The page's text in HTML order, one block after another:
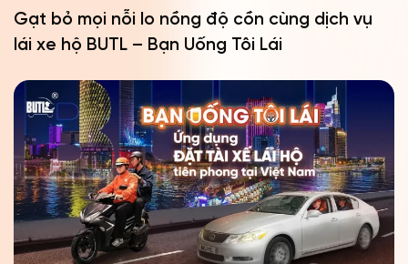
Gạt bỏ mọi nỗi lo nồng độ cồn cùng dịch vụ
lái xe hộ BUTL – Bạn Uống Tôi Lái